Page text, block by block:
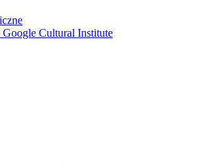
Cultural Institute